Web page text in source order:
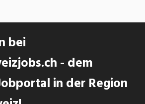
bei
- dem
in der Region